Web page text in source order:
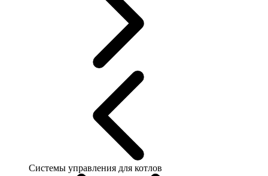
Системы управления для котлов